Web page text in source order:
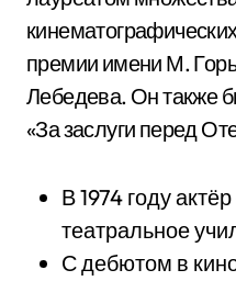
премии имени М.
Лебедева. Он также
«За заслуги перед
В 1974 году
театральное
С дебютом в